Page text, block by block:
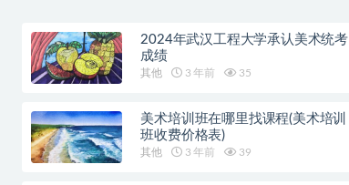
2024年武汉工程大学承认美术统考
成绩
其他 3 年前 35
美术培训班在哪里找课程(美术培训
班收费价格表)
其他 3 年前 39